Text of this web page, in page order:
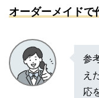
オーダーメイドで
参
え
応